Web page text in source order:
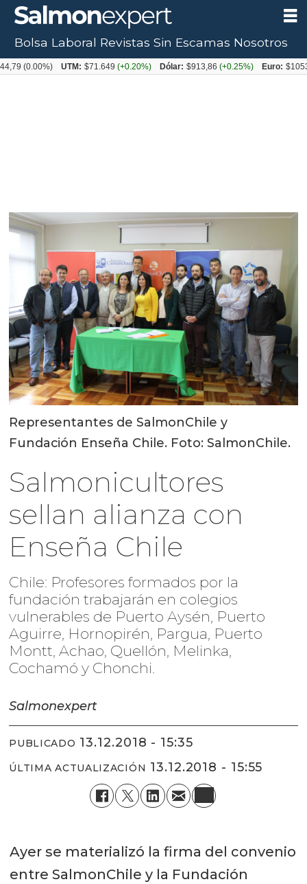
Representantes de SalmonChile y
Fundación Enseña Chile. Foto: SalmonChile.
Salmonicultores
sellan alianza con
Enseña Chile
Chile: Profesores formados por la
fundación trabajarán en colegios
vulnerables de Puerto Aysén, Puerto
Aguirre, Hornopirén, Pargua, Puerto
Montt, Achao, Quellón, Melinka,
Cochamó y Chonchi.
Salmonexpert
PUBLICADO 13.12.2018 - 15:35
ÚLTIMA ACTUALIZACIÓN 13.12.2018 - 15:55
Ayer se materializó la firma del convenio
entre SalmonChile y la Fundación
Bolsa Laboral Revistas Sin Escamas Nosotros
UTM: $71.649(+0.20%) Dólar: $913,86(+0.25%) Euro: $1053,08 (-